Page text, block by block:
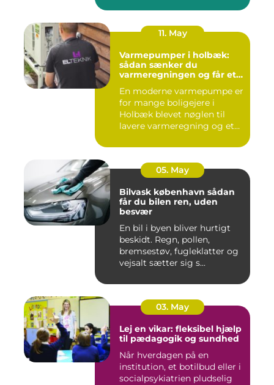
11. May
Varmepumper i holbæk:
sådan sænker du
varmeregningen og får et
En moderne varmepumpe er
for mange boligejere i
Holbæk blevet nøglen til
lavere varmeregning og et
05. May
Bilvask københavn sådan
får du bilen ren, uden
besvær
En bil i byen bliver hurtigt
beskidt. Regn, pollen,
bremsestøv, fugleklatter og
vejsalt sætter sig s...
03. May
Lej en vikar: fleksibel hjælp
til pædagogik og sundhed
Når hverdagen på en
institution, et botilbud eller i
socialpsykiatrien pludselig